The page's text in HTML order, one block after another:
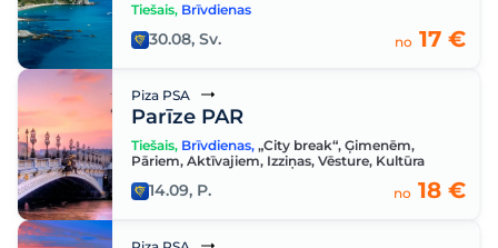
Tiešais, Brīvdienas
30.08, Sv. no 17 €
Piza PSA
Parīze PAR
Tiešais, Brīvdienas, „City break“, Ģimenēm,
Pāriem, Aktīvajiem, Izziņas, Vēsture, Kultūra
14.09, P. no 18 €